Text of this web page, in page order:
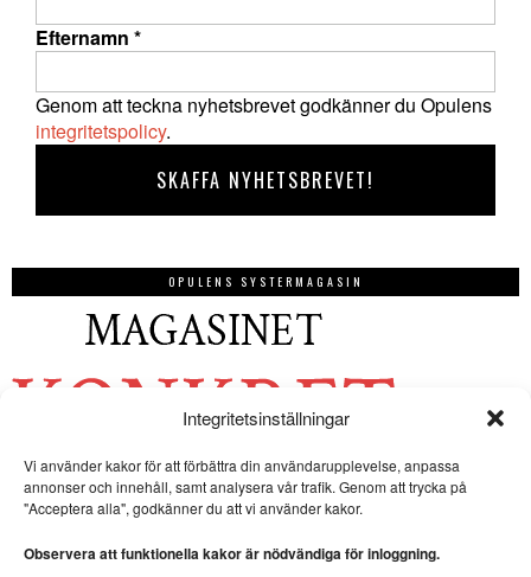
Integritetsinställningar
Vi använder kakor för att förbättra din användarupplevelse, anpassa
annonser och innehåll, samt analysera vår trafik. Genom att trycka på
"Acceptera alla", godkänner du att vi använder kakor.
Observera att funktionella kakor är nödvändiga för inloggning.
Efternamn *
Genom att teckna nyhetsbrevet godkänner du Opulens
integritetspolicy.
OPULENS SYSTERMAGASIN